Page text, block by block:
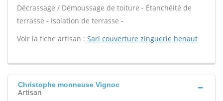
Décrassage / Démoussage de toiture - Étanchéité de
terrasse - Isolation de terrasse -
Voir la fiche artisan : Sarl couverture zinguerie henaut
Christophe monneuse Vignoc
Artisan